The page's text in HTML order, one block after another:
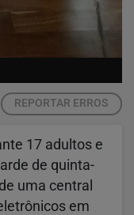
REPORTAR ERROS
17 adultos e
de quinta-
uma central
em